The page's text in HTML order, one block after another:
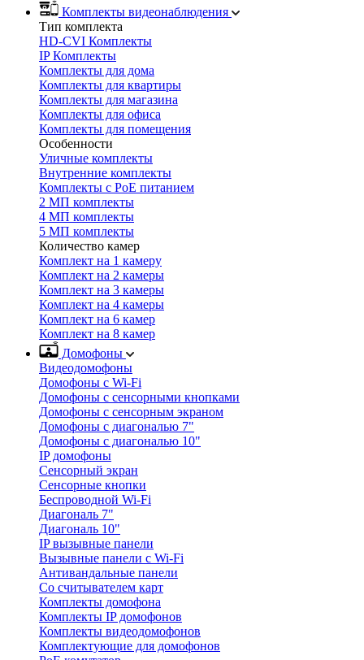
Комплекты видеонаблюдения
Тип комплекта
HD-CVI Комплекты
IP Комплекты
Комплекты для дома
Комплекты для квартиры
Комплекты для магазина
Комплекты для офиса
Комплекты для помещения
Особенности
Уличные комплекты
Внутренние комплекты
Комплекты с PoE питанием
2 МП комплекты
4 МП комплекты
5 МП комплекты
Количество камер
Комплект на 1 камеру
Комплект на 2 камеры
Комплект на 3 камеры
Комплект на 4 камеры
Комплект на 6 камер
Комплект на 8 камер
Домофоны
Видеодомофоны
Домофоны с Wi-Fi
Домофоны с сенсорными кнопками
Домофоны с сенсорным экраном
Домофоны с диагональю 7"
Домофоны с диагональю 10"
IP домофоны
Сенсорный экран
Сенсорные кнопки
Беспроводной Wi-Fi
Диагональ 7"
Диагональ 10"
IP вызывные панели
Вызывные панели с Wi-Fi
Антивандальные панели
Со считывателем карт
Комплекты домофона
Комплекты IP домофонов
Комплекты видеодомофонов
Комплектующие для домофонов